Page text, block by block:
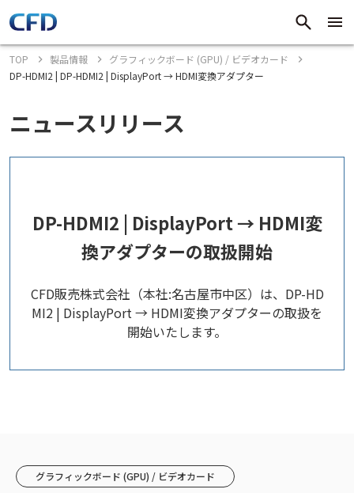
TOP 製品情報
グラフィックボード (GPU) / ビデオカード
DP-HDMI2 | DP-HDMI2 | DisplayPort → HDMI変換アダプター
ニュースリリース
DP-HDMI2 | DisplayPort → HDMI変
換アダプターの取扱開始
CFD販売株式会社（本社:名古屋市中区）は、DP-HD
MI2 | DisplayPort → HDMI変換アダプターの取扱を
開始いたします。
グラフィックボード (GPU) / ビデオカード